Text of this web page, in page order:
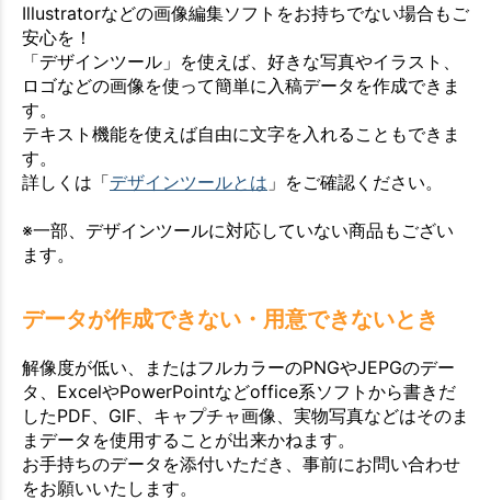
Illustratorなどの画像編集ソフトをお持ちでない場合もご
安心を！
「デザインツール」を使えば、好きな写真やイラスト、
ロゴなどの画像を使って簡単に入稿データを作成できま
す。
テキスト機能を使えば自由に文字を入れることもできま
す。
詳しくは「デザインツールとは 」をご確認ください。
※一部、デザインツールに対応していない商品もござい
ます。
データが作成できない・用意できないとき
解像度が低い、またはフルカラーのPNGやJEPGのデー
タ、ExcelやPowerPointなどoffice系ソフトから書きだ
したPDF、GIF、キャプチャ画像、実物写真などはそのま
まデータを使用することが出来かねます。
お手持ちのデータを添付いただき、事前にお問い合わせ
をお願いいたします。